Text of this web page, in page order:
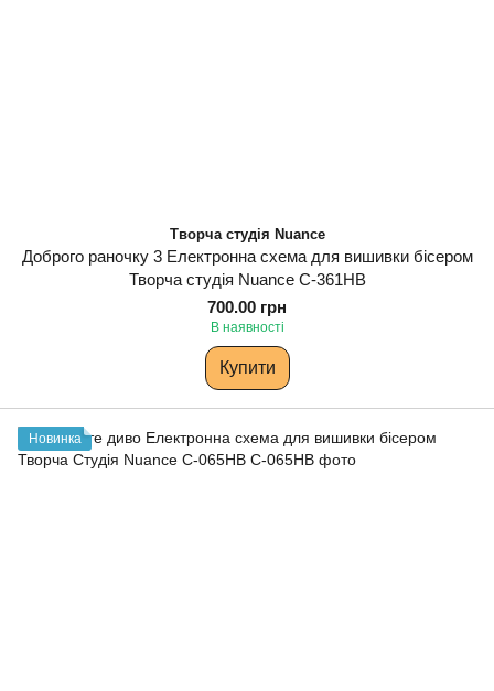
Творча студія Nuance
Доброго раночку 3 Електронна схема для вишивки бісером
Творча студія Nuance С-361НВ
700.00 грн
В наявності
Купити
Новинка